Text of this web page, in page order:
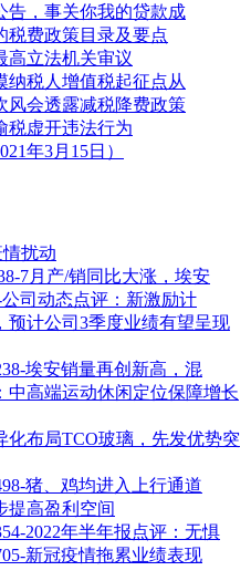
告，事关你我的贷款成
税费政策目录及要点
高立法机关审议
纳税人增值税起征点从
风会透露减税降费政策
税虚开违法行为
年3月15日）
情扰动
7月产/销同比大涨，埃安
司动态点评：新激励计
预计公司3季度业绩有望呈现
埃安销量再创新高，混
中高端运动休闲定位保障增长
化布局TCO玻璃，先发优势突
猪、鸡均进入上行通道
提高盈利空间
2022年半年报点评：无惧
新冠疫情拖累业绩表现